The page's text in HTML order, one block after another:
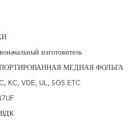
изготовитель
МЕДНАЯ ФОЛЬГА
KC, VDE, UL, SGS ETC